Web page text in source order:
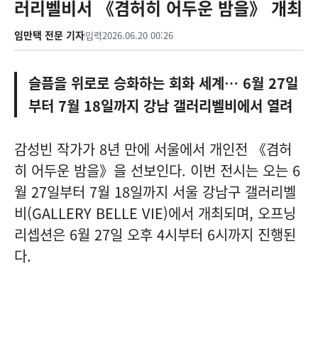
러리벨비서 《겸허히 어두운 밤을》 개최
임만택 전문 기자입력2026.06.20 00:26
슬픔을 위로로 승화하는 회화 세계… 6월 27일
부터 7월 18일까지 강남 갤러리벨비에서 열려
감성빈 작가가 8년 만에 서울에서 개인전 《겸허
히 어두운 밤을》을 선보인다. 이번 전시는 오는 6
월 27일부터 7월 18일까지 서울 강남구 갤러리벨
비(GALLERY BELLE VIE)에서 개최되며, 오프닝
리셉션은 6월 27일 오후 4시부터 6시까지 진행된
다.